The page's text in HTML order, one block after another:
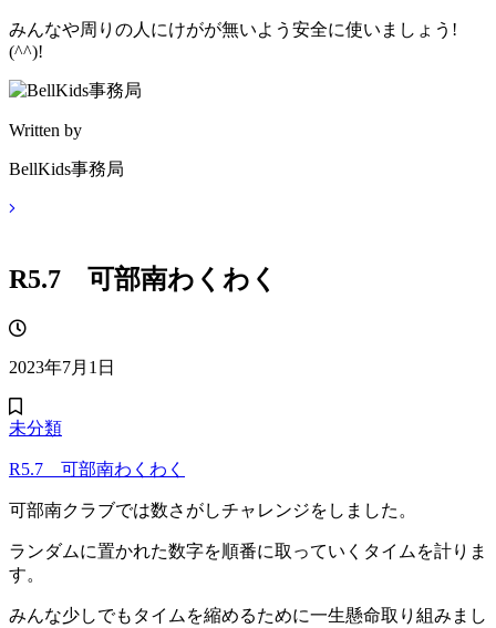
みんなや周りの人にけがが無いよう安全に使いましょう!
(^^)!
Written by
BellKids事務局
R5.7 可部南わくわく
2023年7月1日
未分類
R5.7 可部南わくわく
可部南クラブでは数さがしチャレンジをしました。
ランダムに置かれた数字を順番に取っていくタイムを計りま
す。
みんな少しでもタイムを縮めるために一生懸命取り組みまし